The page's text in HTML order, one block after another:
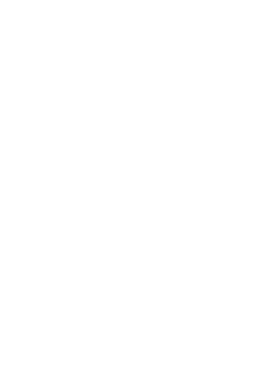
baru berbelanja di